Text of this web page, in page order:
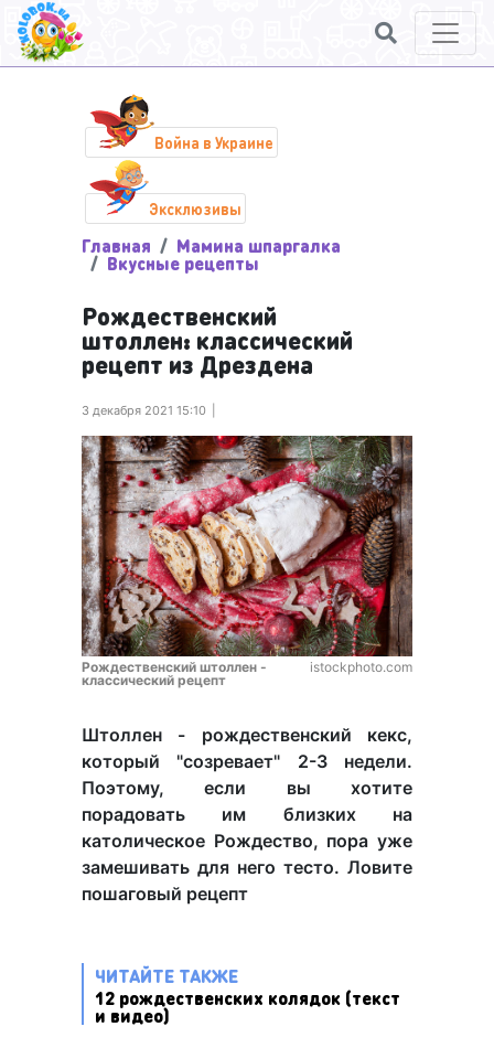
Война в Украине
Эксклюзивы
Главная Мамина шпаргалка
Вкусные рецепты
Рождественский
штоллен: классический
рецепт из Дрездена
3 декабря 2021 15:10
Рождественский штоллен -
классический рецепт
istockphoto.com
Штоллен - рождественский кекс,
который "созревает" 2-3 недели.
Поэтому, если вы хотите
порадовать им близких на
католическое Рождество, пора уже
замешивать для него тесто. Ловите
пошаговый рецепт
ЧИТАЙТЕ ТАКЖЕ
12 рождественских колядок (текст
и видео)